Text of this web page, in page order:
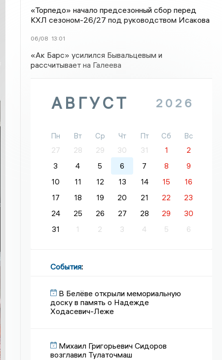
«Торпедо» начало предсезонный сбор перед
КХЛ сезоном-26/27 под руководством Исакова
06/08 13:01
«Ак Барс» усилился Бывальцевым и
рассчитывает на Галеева
АВГУСТ 2026
Пн Вт Ср Чт Пт Сб
Вс
27
28 29 30 31 1
2
3
4 5 6 7 8
9
10
11 12 13 14 15
16
17
18 19 20 21 22
23
24
25 26 27 28 29
30
31
1 2 3 4 5 6
События:
В Белёве открыли мемориальную
доску в память о Надежде
Ходасевич-Леже
Михаил Григорьевич Сидоров
возглавил Тулаточмаш